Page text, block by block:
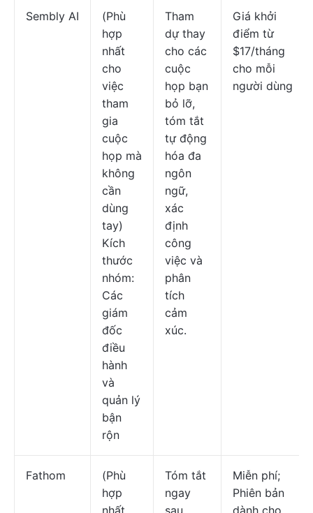
Sembly AI
(Phù
hợp
nhất
cho
việc
tham
gia
cuộc
họp mà
không
cần
dùng
tay)
Kích
thước
nhóm:
Các
giám
đốc
điều
hành
và
quản lý
bận
rộn
Tham
dự thay
cho các
cuộc
họp bạn
bỏ lỡ,
tóm tắt
tự động
hóa đa
ngôn
ngữ,
xác
định
công
việc và
phân
tích
cảm
xúc.
Giá khởi
điểm từ
$17/tháng
cho mỗi
người dùng
Fathom
(Phù
hợp
nhất
Tóm tắt
ngay
sau
Miễn phí;
Phiên bản
dành cho